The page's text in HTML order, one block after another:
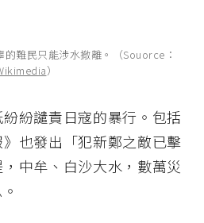
難民只能涉水撤離。（Souorce：
）
紛譴責日寇的暴行。包括
也發出「犯新鄭之敵已擊
中牟、白沙大水，數萬災